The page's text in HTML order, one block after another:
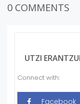
0 COMMENTS
UTZI
Connect with: